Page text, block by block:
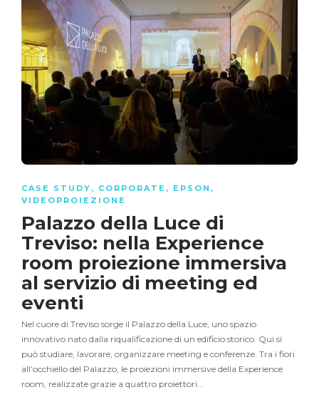
CASE STUDY , CORPORATE , EPSON ,
VIDEOPROIEZIONE
Palazzo della Luce di
Treviso: nella Experience
room proiezione immersiva
al servizio di meeting ed
eventi
Nel cuore di Treviso sorge il Palazzo della Luce, uno spazio
innovativo nato dalla riqualificazione di un edificio storico. Qui si
può studiare, lavorare, organizzare meeting e conferenze. Tra i fiori
all’occhiello del Palazzo, le proiezioni immersive della Experience
room, realizzate grazie a quattro proiettori…